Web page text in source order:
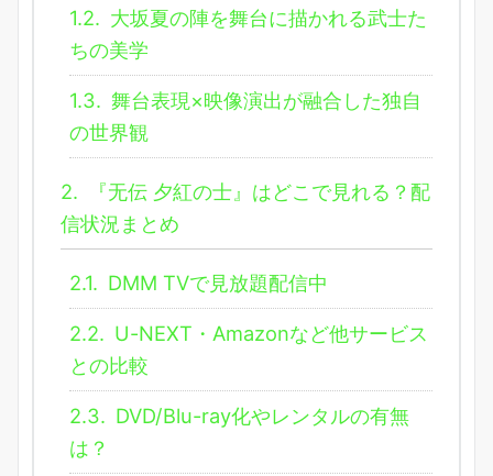
1.2. 大坂夏の陣を舞台に描かれる武士た
ちの美学
1.3. 舞台表現×映像演出が融合した独自
の世界観
2.
『无伝 夕紅の士』はどこで見れる？配
信状況まとめ
2.1. DMM TVで見放題配信中
2.2. U-NEXT・Amazonなど他サービス
との比較
2.3. DVD/Blu-ray化やレンタルの有無
は？